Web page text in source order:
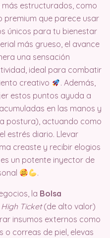
estructurados, como
premium que parece usar
únicos para tu bienestar
más grueso, el avance
una sensación
ideal para combatir
creativo
. Además,
estos puntos ayuda a
en las manos y
postura), actuando como
estrés diario. Llevar
creaste y recibir elogios
un potente inyector de
.
la Bolsa
High Ticket(de alto valor)
insumos externos como
o correas de piel, elevas